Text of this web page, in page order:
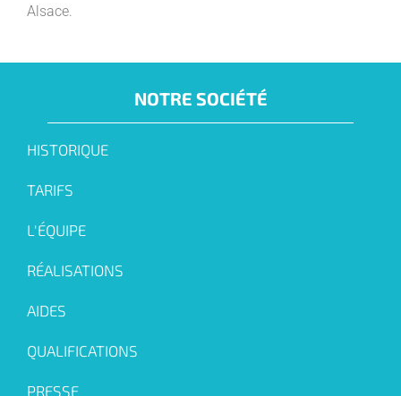
Alsace.
NOTRE SOCIÉTÉ
HISTORIQUE
TARIFS
L'ÉQUIPE
RÉALISATIONS
AIDES
QUALIFICATIONS
PRESSE